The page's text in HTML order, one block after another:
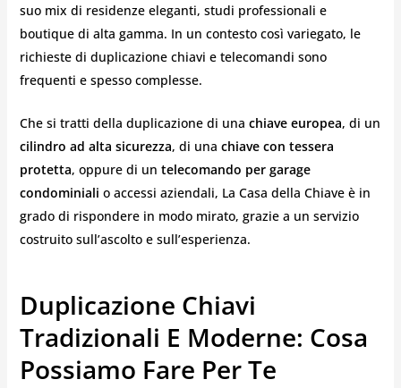
suo mix di residenze eleganti, studi professionali e
boutique di alta gamma. In un contesto così variegato, le
richieste di duplicazione chiavi e telecomandi sono
frequenti e spesso complesse.
Che si tratti della duplicazione di una chiave europea, di un
cilindro ad alta sicurezza, di una chiave con tessera
protetta, oppure di un telecomando per garage
condominiali o accessi aziendali, La Casa della Chiave è in
grado di rispondere in modo mirato, grazie a un servizio
costruito sull’ascolto e sull’esperienza.
Duplicazione Chiavi
Tradizionali E Moderne: Cosa
Possiamo Fare Per Te